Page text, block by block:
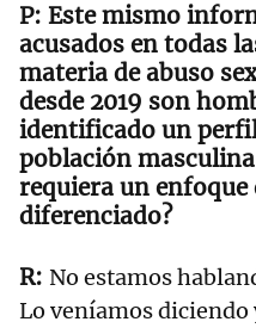
Este mismo
acusados en todas
materia de abuso
desde 2019 son
identificado un
población
requiera un enfoque
diferenciado?
No estamos
Lo veníamos diciendo